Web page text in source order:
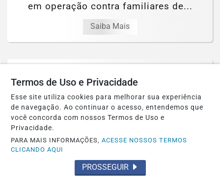
em operação contra familiares de...
Saiba Mais
Termos de Uso e Privacidade
Esse site utiliza cookies para melhorar sua experiência
de navegação. Ao continuar o acesso, entendemos que
você concorda com nossos Termos de Uso e
Privacidade.
PARA MAIS INFORMAÇÕES,ACESSE NOSSOS TERMOS
CLICANDO AQUI
PROSSEGUIR